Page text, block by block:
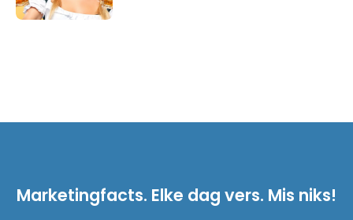
Marketingfacts. Elke dag vers. Mis niks!